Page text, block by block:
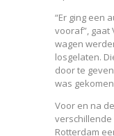
“Er ging een
vooraf”, gaat
wagen
losgelaten.
door te
was
Voor en na
Rotterdam